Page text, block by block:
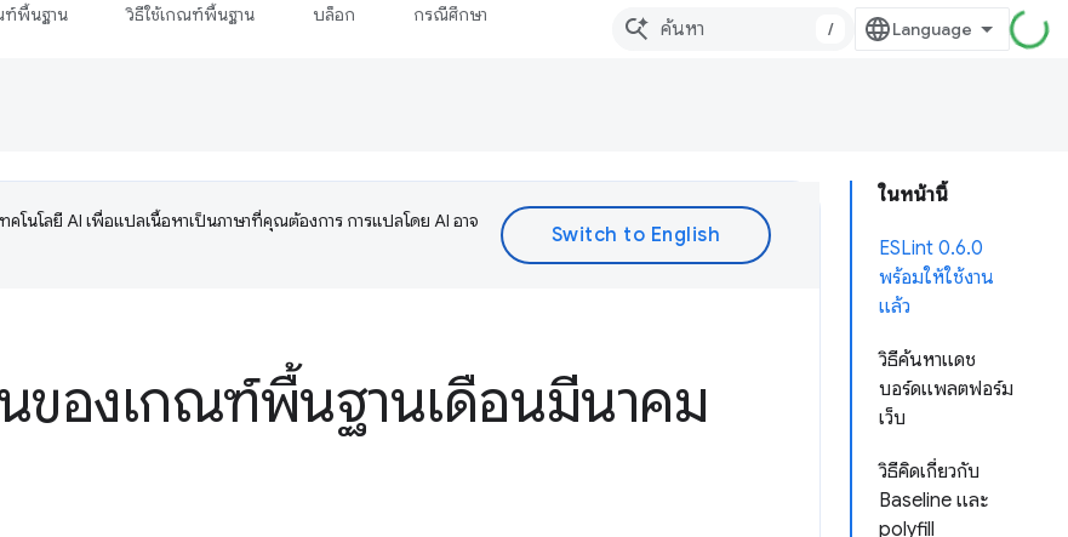
ฑ์พื้นฐาน วิธีใช้เกณฑ์พื้นฐาน บล็อก กรณีศึกษา
/
ในหน้านี้
ESLint 0.6.0
พร้อมให้ใช้งาน
แล้ว
วิธีค้นหาแดช
บอร์ดแพลตฟอร์ม
เว็บ
วิธีคิดเกี่ยวกับ
Baseline และ
polyfill
คโนโลยี AI เพื่อแปลเนื้อหาเป็นภาษาที่คุณต้องการ การแปลโดย AI อาจ
ของเกณฑ์พื้นฐานเดือนมีนาคม